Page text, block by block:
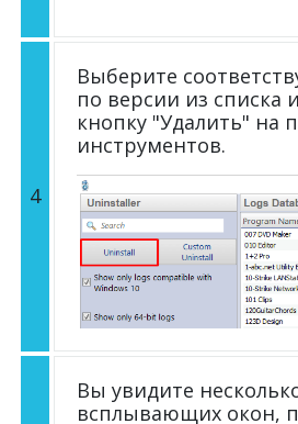
4
Выберите
по версии из списка
кнопку "Удалить" на
инструментов.
Вы увидите
всплывающих окон,